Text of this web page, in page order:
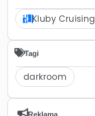
Kluby Cruising
Tagi
darkroom
Reklama